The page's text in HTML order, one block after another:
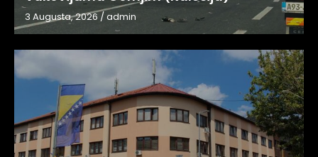
3 Augusta, 2026/admin